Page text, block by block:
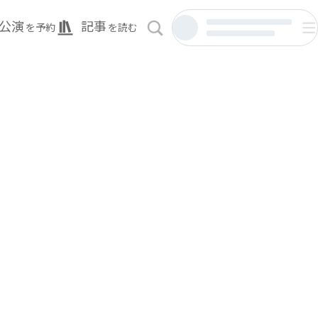
公演 を予約 記事 を読む